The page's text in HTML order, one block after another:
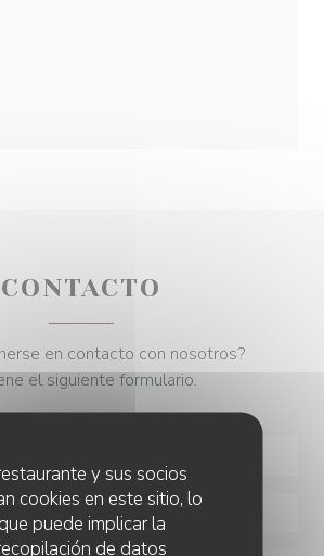
y sus socios
cookies en este sitio, lo
que puede implicar la
de datos
CONTACTO
en contacto con nosotros?
el siguiente formulario.